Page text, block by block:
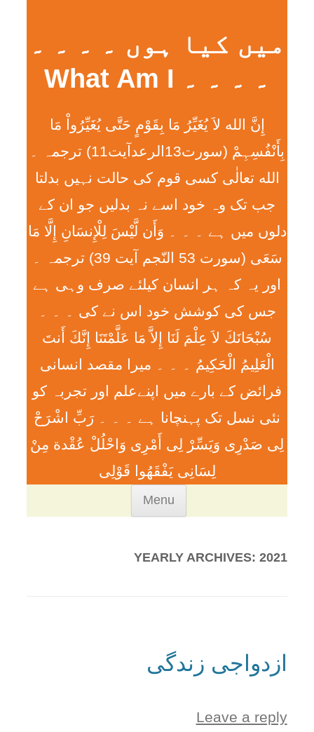
میں کیا ہوں ۔ ۔ ۔ ۔
۔ ۔ ۔ ۔ What Am I
إِنَّ الله لاَ يُغَيِّرُ مَا بِقَوْمٍ حَتَّی يُغَيِّرُواْ مَا
بِأَنْفُسِہِمْ (سورت13الرعدآیت11) ترجمہ ۔
الله تعالٰی کسی قوم کی حالت نہیں بدلتا
جب تک وہ خود اسے نہ بدلیں جو ان کے
دلوں میں ہے ۔ ۔ ۔ وَأَن لَّيْسَ لِلْإِنسَانِ إِلَّا مَا
سَعَی (سورت 53 النّجم آیت 39) ترجمہ ۔
اور یہ کہ ہر انسان کیلئے صرف وہی ہے
جس کی کوشش خود اس نے کی ۔ ۔ ۔
سُبْحَانَكَ لاَ عِلْمَ لَنَا إِلاَّ مَا عَلَّمْتَنَا إِنَّكَ أَنتَ
الْعَلِيمُ الْحَكِيمُ ۔ ۔ ۔ ميرا مقصد انسانی
فرائض کے بارے میں اپنےعلم اور تجربہ کو
نئی نسل تک پہنچانا ہے ۔ ۔ ۔ رَبِّ اشْرَحْ
لِی صَدْرِی وَيَسِّرْ لِی أَمْرِی وَاحْلُلْ عُقْدة مِنْ
لِسَانِی يَفْقَھُوا قَوْلِی
Menu
content
YEARLY ARCHIVES: 2021
ازدواجی زندگی
Leave a reply